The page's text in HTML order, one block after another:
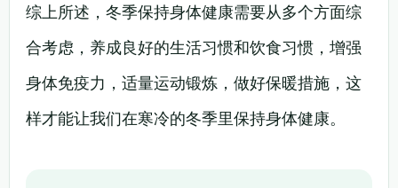
综上所述，冬季保持身体健康需要从多个方面综
合考虑，养成良好的生活习惯和饮食习惯，增强
身体免疫力，适量运动锻炼，做好保暖措施，这
样才能让我们在寒冷的冬季里保持身体健康。